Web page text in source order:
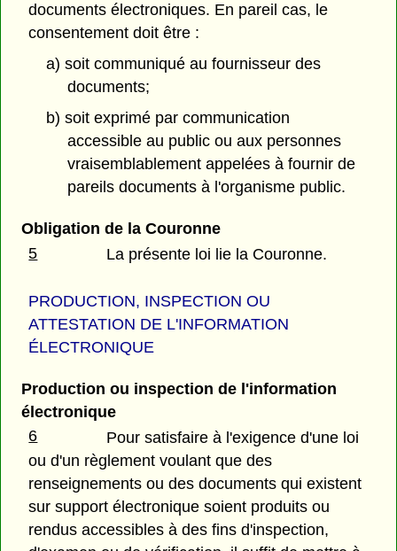
documents électroniques. En pareil cas, le
consentement doit être :
a) soit communiqué au fournisseur des
documents;
b) soit exprimé par communication
accessible au public ou aux personnes
vraisemblablement appelées à fournir de
pareils documents à l'organisme public.
Obligation de la Couronne
5
La présente loi lie la Couronne.
PRODUCTION, INSPECTION OU
ATTESTATION DE L'INFORMATION
ÉLECTRONIQUE
Production ou inspection de l'information
électronique
6
Pour satisfaire à l'exigence d'une loi
ou d'un règlement voulant que des
renseignements ou des documents qui existent
sur support électronique soient produits ou
rendus accessibles à des fins d'inspection,